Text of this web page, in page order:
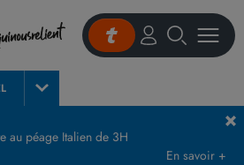
péage Italien de 3H
En savoir +